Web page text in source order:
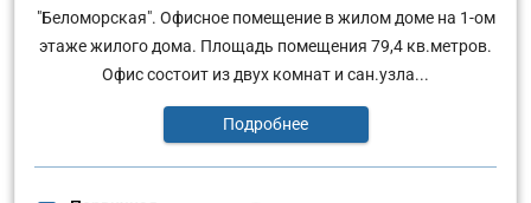
"Беломорская". Офисное помещение в жилом доме на 1-ом
этаже жилого дома. Площадь помещения 79,4 кв.метров.
Офис состоит из двух комнат и сан.узла...
Подробнее